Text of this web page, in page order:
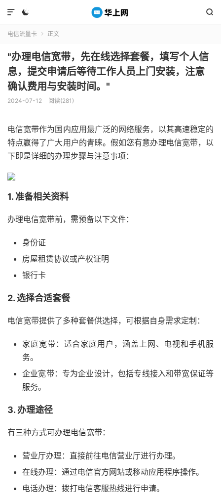
 

电信流量卡  正文
"办理电信宽带，先在线选择套餐，填写个人信
息，提交申请后等待工作人员上门安装，注意
确认费用与安装时间。"
2024-07-12 阅读(281)
电信宽带作为国内应用最广泛的网络服务，以其高速稳定的
特点赢得了广大用户的青睐。假如您有意办理电信宽带，以
下即是详细的办理步骤与注意事项：
1. 准备相关资料
办理电信宽带前，需预备以下文件：
身份证
房屋租赁协议或产权证明
银行卡
2. 选择合适套餐
电信宽带提供了多种套餐供选择，可根据自身需求定制：
家庭宽带：适合家庭用户，涵盖上网、电视和手机服
务。
企业宽带：专为企业设计，包括专线接入和带宽保证等
服务。
3. 办理途径
有三种方式可办理电信宽带：
营业厅办理：直接前往电信营业厅进行办理。
在线办理：通过电信官方网站或移动应用程序操作。
电话办理：拨打电信客服热线进行申请。